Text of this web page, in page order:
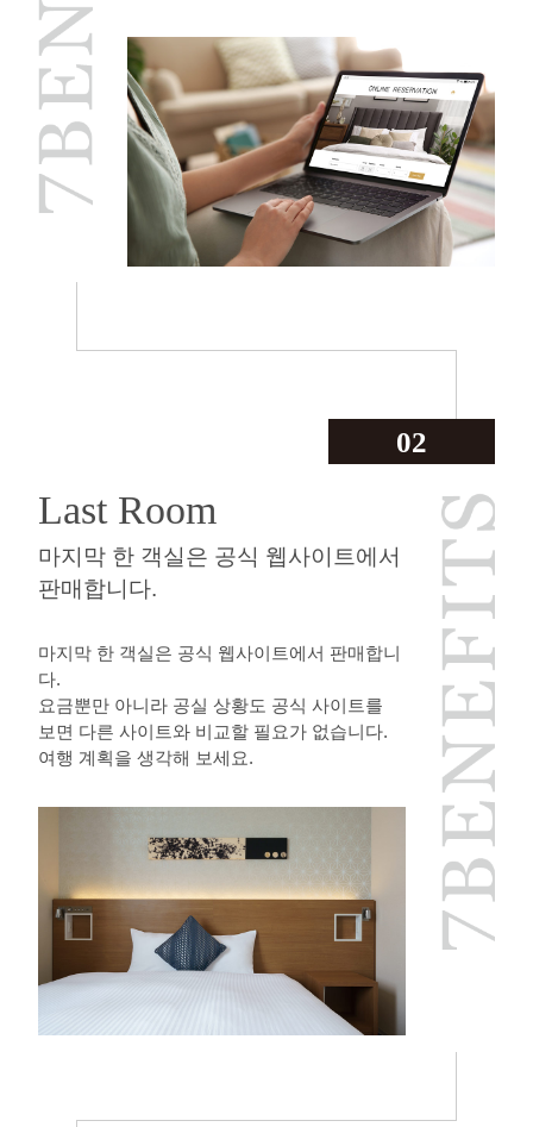
02
Last Room
마지막 한 객실은 공식 웹사이트에서
판매합니다.
마지막 한 객실은 공식 웹사이트에서 판매합니
다.
요금뿐만 아니라 공실 상황도 공식 사이트를
보면 다른 사이트와 비교할 필요가 없습니다.
여행 계획을 생각해 보세요.